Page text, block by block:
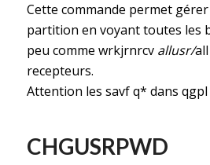
Cette commande permet gérer
partition en voyant toutes les
peu comme wrkjrnrcv allusr/
recepteurs.
Attention les savf q* dans qgpl
CHGUSRPWD